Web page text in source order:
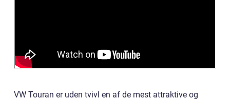
VW Touran er uden tvivl en af de mest attraktive og